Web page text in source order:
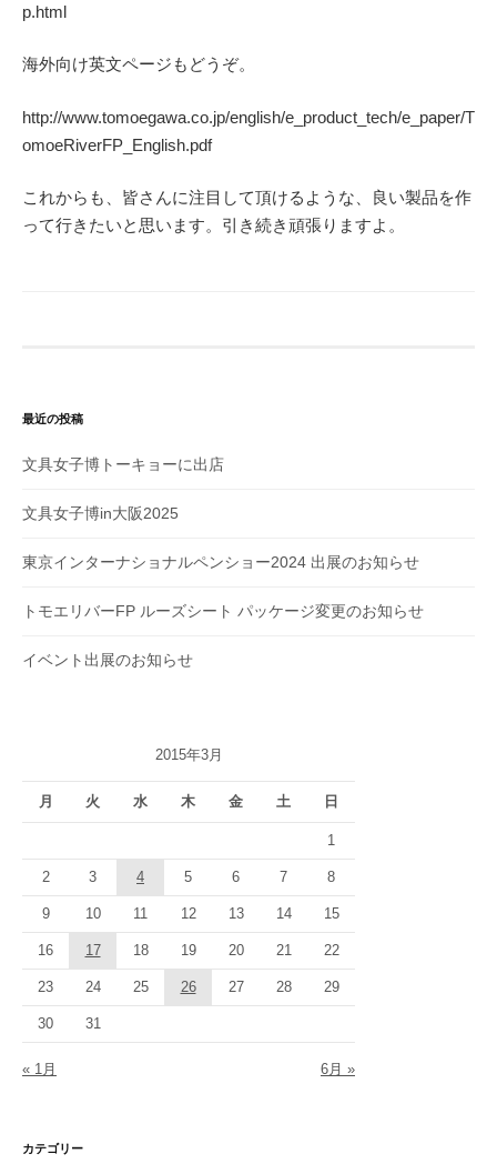
p.html
海外向け英文ページもどうぞ。
http://www.tomoegawa.co.jp/english/e_product_tech/e_paper/T
omoeRiverFP_English.pdf
これからも、皆さんに注目して頂けるような、良い製品を作
って行きたいと思います。引き続き頑張りますよ。
最近の投稿
文具女子博トーキョーに出店
文具女子博in大阪2025
東京インターナショナルペンショー2024 出展のお知らせ
トモエリバーFP ルーズシート パッケージ変更のお知らせ
イベント出展のお知らせ
2015年3月
月 火 水 木 金 土 日
« 1月 6月 »
1
2 3 4 5 6 7 8
9 10 11 12 13 14 15
16 17 18 19 20 21 22
23 24 25 26 27 28 29
30 31
カテゴリー